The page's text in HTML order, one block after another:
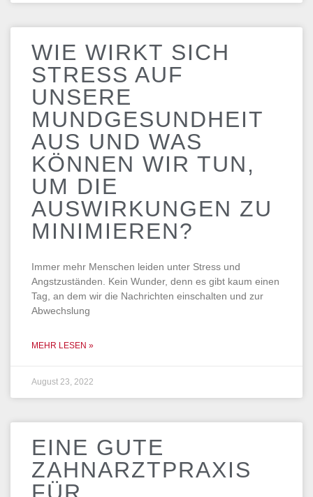
WIE WIRKT SICH
STRESS AUF
UNSERE
MUNDGESUNDHEIT
AUS UND WAS
KÖNNEN WIR TUN,
UM DIE
AUSWIRKUNGEN ZU
MINIMIEREN?
Immer mehr Menschen leiden unter Stress und
Angstzuständen. Kein Wunder, denn es gibt kaum einen
Tag, an dem wir die Nachrichten einschalten und zur
Abwechslung
MEHR LESEN »
August 23, 2022
EINE GUTE
ZAHNARZTPRAXIS